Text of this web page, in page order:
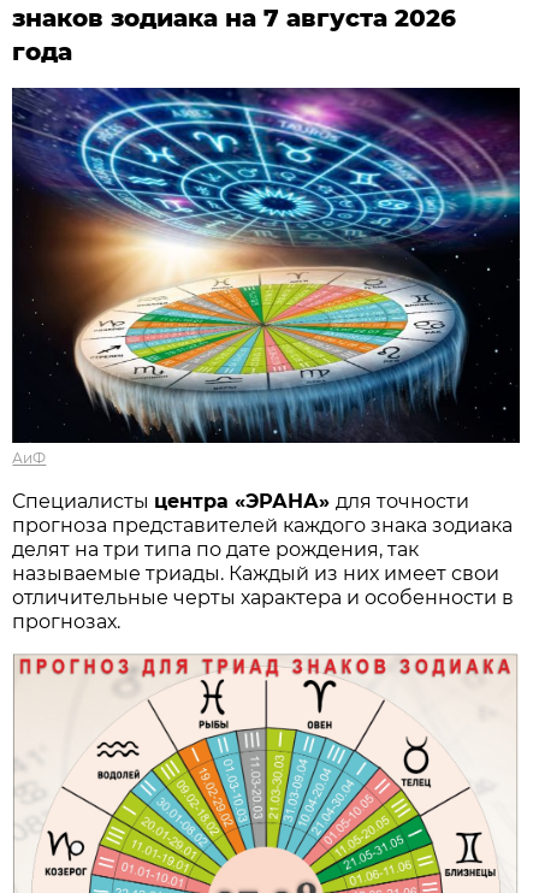
знаков зодиака на 7 августа 2026
года
АиФ
Специалисты центра «ЭРАНА»для точности
прогноза представителей каждого знака зодиака
делят на три типа по дате рождения, так
называемые триады. Каждый из них имеет свои
отличительные черты характера и особенности в
прогнозах.